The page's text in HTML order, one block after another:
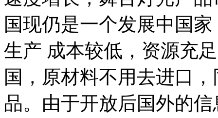
国现仍是一个发展中国
生产 成本较低，资源充
国，原材料不用去进口
品。由于开放后国外的